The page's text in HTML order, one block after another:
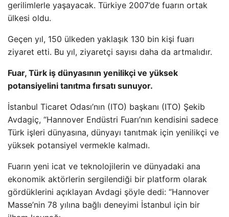
gerilimlerle yaşayacak. Türkiye 2007’de fuarın ortak
ülkesi oldu.
Geçen yıl, 150 ülkeden yaklaşık 130 bin kişi fuarı
ziyaret etti. Bu yıl, ziyaretçi sayısı daha da artmalıdır.
Fuar, Türk iş dünyasının yenilikçi ve yüksek
potansiyelini tanıtma fırsatı sunuyor.
İstanbul Ticaret Odası’nın (ITO) başkanı (ITO) Şekib
Avdagiç, “Hannover Endüstri Fuarı’nın kendisini sadece
Türk işleri dünyasına, dünyayı tanıtmak için yenilikçi ve
yüksek potansiyel vermekle kalmadı.
Fuarın yeni icat ve teknolojilerin ve dünyadaki ana
ekonomik aktörlerin sergilendiği bir platform olarak
gördüklerini açıklayan Avdagi şöyle dedi: “Hannover
Masse’nin 78 yılına bağlı deneyimi İstanbul için bir